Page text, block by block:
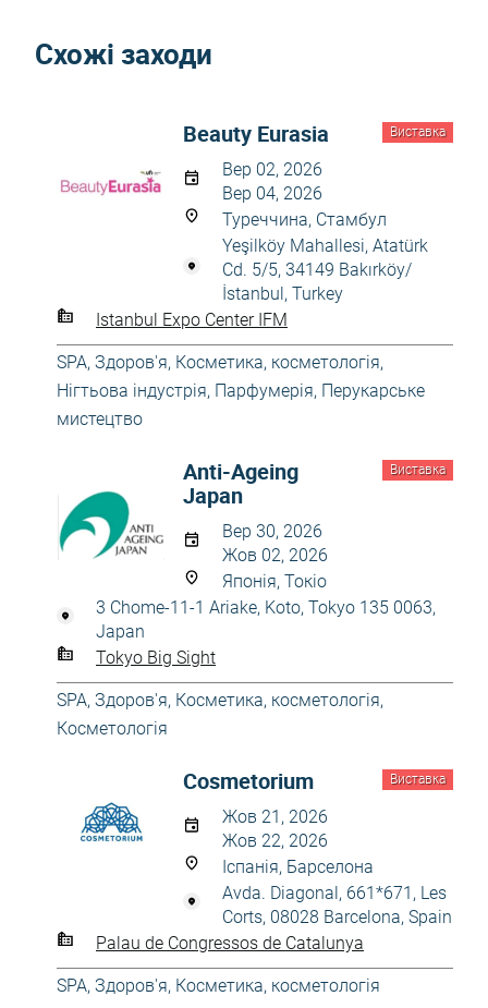
Схожі заходи
Виставка
Beauty Eurasia
Вер 02, 2026
Вер 04, 2026
Туреччина, Стамбул
Yeşilköy Mahallesi, Atatürk
Cd. 5/5, 34149 Bakırköy/
İstanbul, Turkey
Istanbul Expo Center IFM
SPA, Здоров'я, Косметика, косметологія,
Нігтьова індустрія, Парфумерія, Перукарське
мистецтво
Виставка
Anti-Ageing
Japan
Вер 30, 2026
Жов 02, 2026
Японія, Токіо
3 Chome-11-1 Ariake, Koto, Tokyo 135 0063,
Japan
Tokyo Big Sight
SPA, Здоров'я, Косметика, косметологія,
Косметологія
Виставка
Cosmetorium
Жов 21, 2026
Жов 22, 2026
Іспанія, Барселона
Avda. Diagonal, 661*671, Les
Corts, 08028 Barcelona, Spain
Palau de Congressos de Catalunya
SPA, Здоров'я, Косметика, косметологія